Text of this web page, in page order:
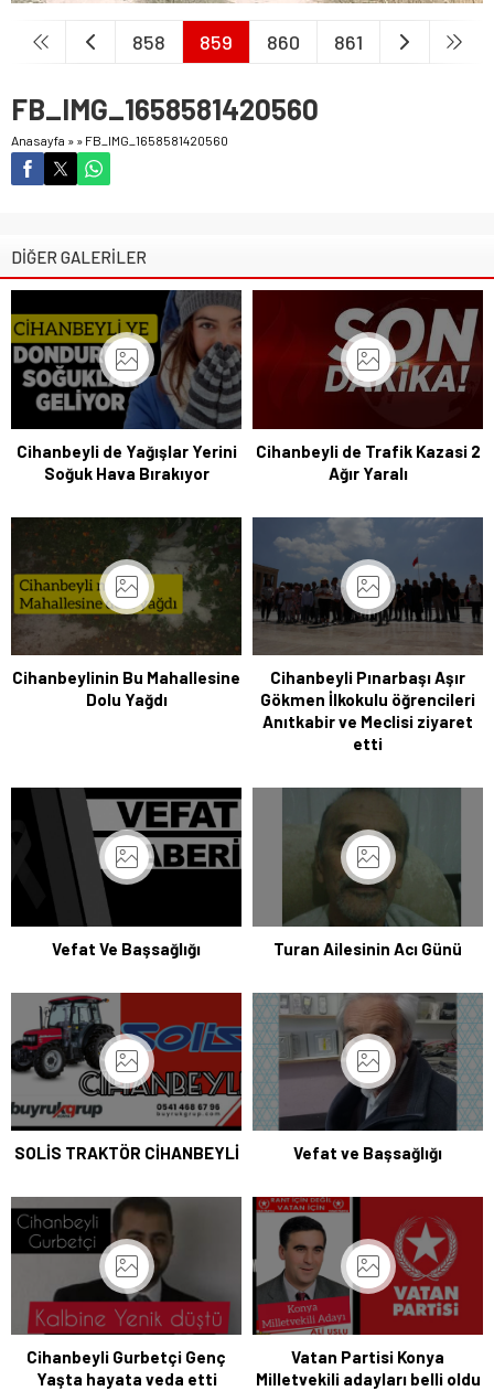
858 859 860 861
FB_IMG_1658581420560
Anasayfa » » FB_IMG_1658581420560
DİĞER GALERİLER
Cihanbeyli de Yağışlar Yerini
Soğuk Hava Bırakıyor
Cihanbeyli de Trafik Kazasi 2
Ağır Yaralı
Cihanbeylinin Bu Mahallesine
Dolu Yağdı
Cihanbeyli Pınarbaşı Aşır
Gökmen İlkokulu öğrencileri
Anıtkabir ve Meclisi ziyaret
etti
Vefat Ve Başsağlığı Turan Ailesinin Acı Günü
SOLİS TRAKTÖR CİHANBEYLİ Vefat ve Başsağlığı
Cihanbeyli Gurbetçi Genç
Yaşta hayata veda etti
Vatan Partisi Konya
Milletvekili adayları belli oldu